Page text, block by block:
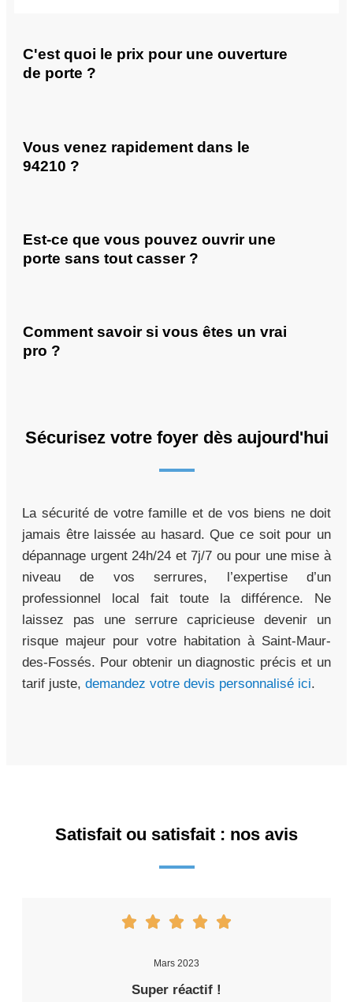
C'est quoi le prix pour une ouverture
de porte ?
Vous venez rapidement dans le
94210 ?
Est-ce que vous pouvez ouvrir une
porte sans tout casser ?
Comment savoir si vous êtes un vrai
pro ?
Sécurisez votre foyer dès aujourd'hui
La sécurité de votre famille et de vos biens ne doit
jamais être laissée au hasard. Que ce soit pour un
dépannage urgent 24h/24 et 7j/7 ou pour une mise à
niveau de vos serrures, l’expertise d’un
professionnel local fait toute la différence. Ne
laissez pas une serrure capricieuse devenir un
risque majeur pour votre habitation à Saint-Maur-
des-Fossés. Pour obtenir un diagnostic précis et un
tarif juste, demandez votre devis personnalisé ici.
Satisfait ou satisfait : nos avis
Mars 2023
Super réactif !